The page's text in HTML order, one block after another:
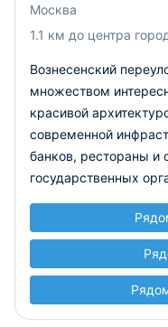
Москва
1.1 км до центра
Вознесенский
множеством
красивой
современной
банков, рестораны и
государственных